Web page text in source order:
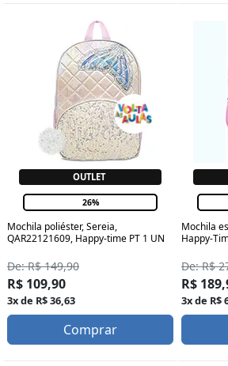
OUTLET
26%
Mochila poliéster, Sereia,
QAR22121609, Happy-time PT 1 UN
De: R$ 149,90
R$ 109,90
3x de R$ 36,63
Comprar
Mochila
Happy-
De: R$
R$
3x de R$